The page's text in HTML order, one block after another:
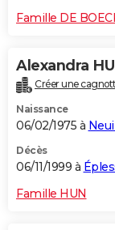
Famille DE
Alexandra
Créer une
Naissance
06/02/1975 à
Décès
06/11/1999 à
Famille HUN